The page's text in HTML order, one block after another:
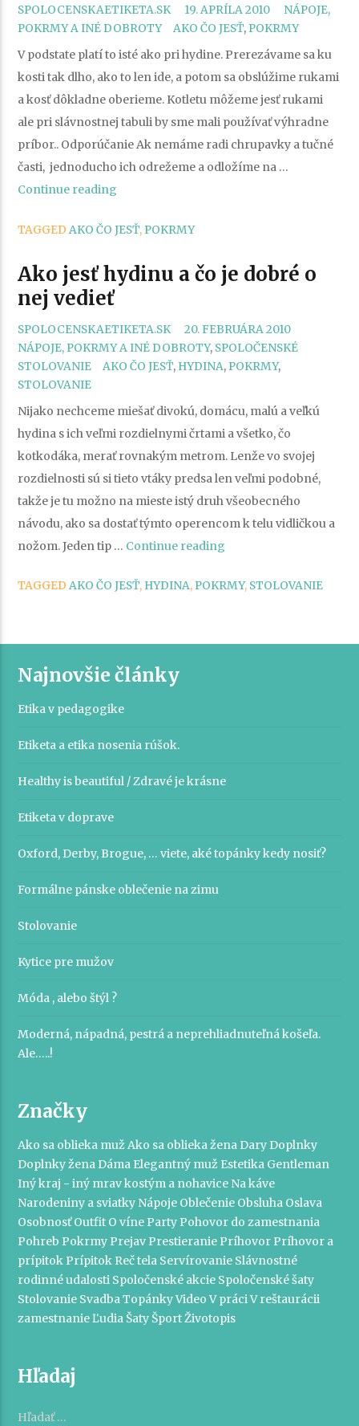
SPOLOCENSKAETIKETA.SK 19. APRÍLA 2010 CATEGORIES
NÁPOJE,
POKRMY A INÉ DOBROTY
TAGS
AKO ČO JESŤ, POKRMY
V podstate platí to isté ako pri hydine. Prerezávame sa ku
kosti tak dlho, ako to len ide, a potom sa obslúžime rukami
a kosť dôkladne oberieme. Kotletu môžeme jesť rukami
ale pri slávnostnej tabuli by sme mali používať výhradne
príbor.. Odporúčanie Ak nemáme radi chrupavky a tučné
časti, jednoducho ich odrežeme a odložíme na …
Continue reading
jahňacie
TAGGEDAKO ČO JESŤ, POKRMY
Ako jesť hydinu a čo je dobré o
nej vedieť
SPOLOCENSKAETIKETA.SK 20. FEBRUÁRA 2010
NÁPOJE, POKRMY A INÉ DOBROTY, SPOLOČENSKÉ
STOLOVANIE
TAGS
AKO ČO JESŤ, HYDINA, POKRMY,
STOLOVANIE
Nijako nechceme miešať divokú, domácu, malú a veľkú
hydina s ich veľmi rozdielnymi črtami a všetko, čo
kotkodáka, merať rovnakým metrom. Lenže vo svojej
rozdielnosti sú si tieto vtáky predsa len veľmi podobné,
takže je tu možno na mieste istý druh všeobecného
návodu, ako sa dostať týmto operencom k telu vidličkou a
nožom. Jeden tip … Continue reading
hydinu
TAGGEDAKO ČO JESŤ, HYDINA, POKRMY, STOLOVANIE
Najnovšie články
Etika v pedagogike
Etiketa a etika nosenia rúšok.
Healthy is beautiful / Zdravé je krásne
Etiketa v doprave
Oxford, Derby, Brogue, … viete, aké topánky kedy nosiť?
Formálne pánske oblečenie na zimu
Stolovanie
Kytice pre mužov
Móda , alebo štýl ?
Moderná, nápadná, pestrá a neprehliadnuteľná košeľa.
Ale…..!
Značky
Ako sa oblieka muž Ako sa oblieka ženaDaryDoplnky
Doplnky ženaDáma Elegantný muž Estetika Gentleman
Iný kraj - iný mravkostým a nohavice Na káve
Narodeniny a sviatky Nápoje Oblečenie Obsluha Oslava
OsobnosťOutfit O víne Party Pohovor do zamestnania
Pohreb Pokrmy Prejav Prestieranie Príhovor Príhovor a
prípitok Prípitok Reč tela Servírovanie Slávnostné
rodinné udalosti Spoločenské akcie Spoločenské šaty
Stolovanie SvadbaTopánkyVideo V práciV reštaurácii
zamestnanieĽudia Šaty ŠportŽivotopis
Hľadaj